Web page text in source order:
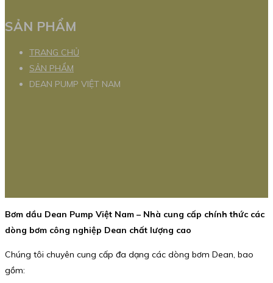
SẢN PHẨM
TRANG CHỦ
SẢN PHẨM
DEAN PUMP VIỆT NAM
Bơm dầu Dean Pump Việt Nam – Nhà cung cấp chính thức các
dòng bơm công nghiệp Dean chất lượng cao
Chúng tôi chuyên cung cấp đa dạng các dòng bơm Dean, bao
gồm: